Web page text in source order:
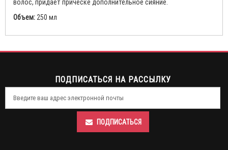
волос, придаёт прическе дополнительное сияние.
Объем: 250 мл
ПОДПИСАТЬСЯ НА РАССЫЛКУ
ПОДПИСАТЬСЯ